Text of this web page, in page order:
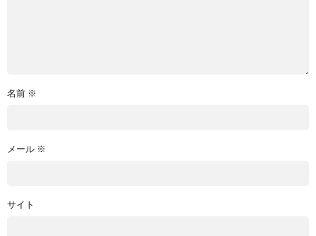
名前 ※
メール ※
サイト